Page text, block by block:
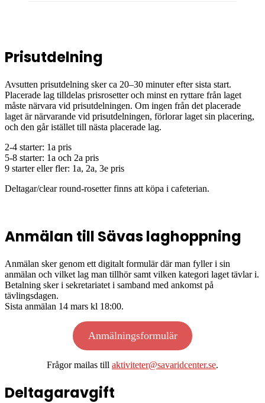
Prisutdelning
Avsutten prisutdelning sker ca 20–30 minuter efter sista start.
Placerade lag tilldelas prisrosetter och minst en ryttare från laget
måste närvara vid prisutdelningen. Om ingen från det placerade
laget är närvarande vid prisutdelningen, förlorar laget sin placering,
och den går istället till nästa placerade lag.
2-4 starter: 1a pris
5-8 starter: 1a och 2a pris
9 starter eller fler: 1a, 2a, 3e pris
Deltagar/clear round-rosetter finns att köpa i cafeterian.
Anmälan till Sävas laghoppning
Anmälan sker genom ett digitalt formulär där man fyller i sin
anmälan och vilket lag man tillhör samt vilken kategori laget tävlar i.
Betalning sker i sekretariatet i samband med ankomst på
tävlingsdagen.
Sista anmälan 14 mars kl 18:00.
Anmälningsformulär
Frågor mailas till aktiviteter@savaridcenter.se.
Deltagaravgift